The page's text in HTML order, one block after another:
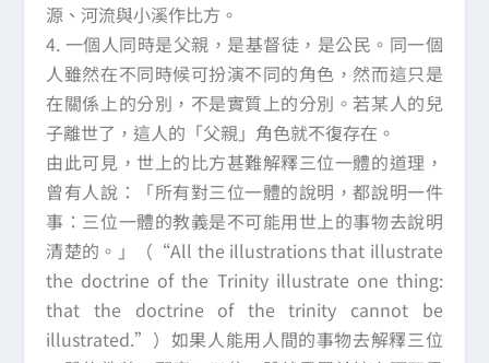
源、河流與小溪作比方。
4. 一個人同時是父親，是基督徒，是公民。同一個
人雖然在不同時候可扮演不同的角色，然而這只是
在關係上的分別，不是實質上的分別。若某人的兒
子離世了，這人的「父親」角色就不復存在。
由此可見，世上的比方甚難解釋三位一體的道理，
曾有人說：「所有對三位一體的說明，都說明一件
事：三位一體的教義是不可能用世上的事物去說明
清楚的。」（“All the illustrations that illustrate
the doctrine of the Trinity illustrate one thing:
that the doctrine of the trinity cannot be
illustrated.”）如果人能用人間的事物去解釋三位